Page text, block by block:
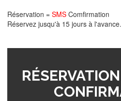
Réservation = SMS Comfirmation
Réservez jusqu'à 15 jours à l'avance.
RÉSERVATION